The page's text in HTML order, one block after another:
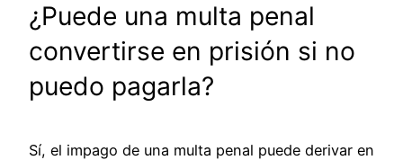
¿Puede una multa penal
convertirse en prisión si no
puedo pagarla?
Sí, el impago de una multa penal puede derivar en